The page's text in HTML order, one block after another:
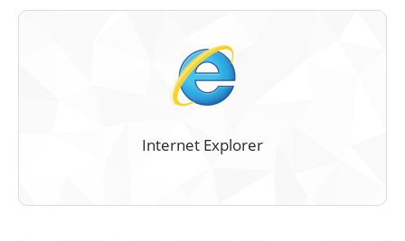
Internet Explorer